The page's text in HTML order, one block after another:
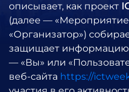
описывает, как проект
(далее —
«Организатор»)
защищает информацию
— «Вы» или
веб-сайта https://